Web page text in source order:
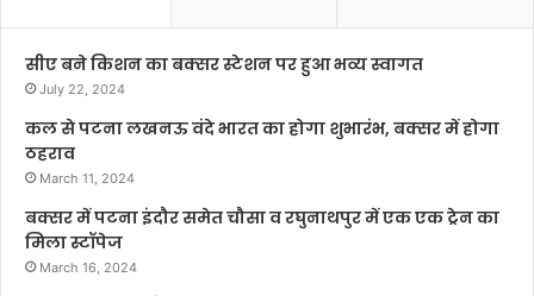
सीए बने किशन का बक्सर स्टेशन पर हुआ भव्य स्वागत
July 22, 2024
कल से पटना लखनऊ वंदे भारत का होगा शुभारंभ, बक्सर में होगा
ठहराव
March 11, 2024
बक्सर में पटना इंदौर समेत चौसा व रघुनाथपुर में एक एक ट्रेन का
मिला स्टॉपेज
March 16, 2024